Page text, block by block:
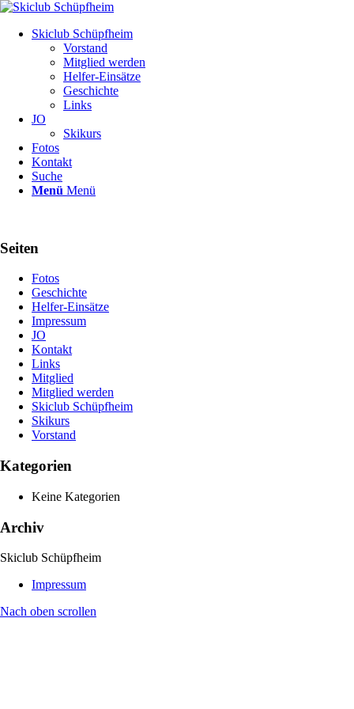
Skiclub Schüpfheim
Vorstand
Mitglied werden
Helfer-Einsätze
Geschichte
Links
JO
Skikurs
Fotos
Kontakt
Suche
Menü Menü
Seiten
Fotos
Geschichte
Helfer-Einsätze
Impressum
JO
Kontakt
Links
Mitglied
Mitglied werden
Skiclub Schüpfheim
Skikurs
Vorstand
Kategorien
Keine Kategorien
Archiv
Skiclub Schüpfheim
Impressum
Nach oben scrollen